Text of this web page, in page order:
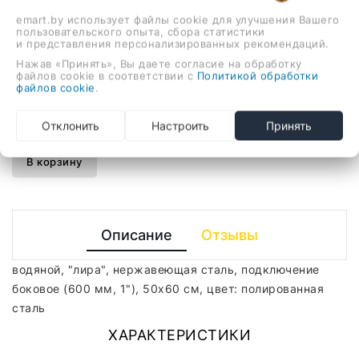
водяной, "лира", нержавеющая сталь, подключение
боковое (600 мм, 1"), 50x60 см, цвет: полированная
+
В корзину
Описание Отзывы
водяной, "лира", нержавеющая сталь, подключение
боковое (600 мм, 1"), 50x60 см, цвет: полированная
сталь
ХАРАКТЕРИСТИКИ
emart.by использует файлы cookie для улучшения Вашего
пользовательского опыта, сбора статистики
и представления персонализированных рекомендаций.
Нажав «Принять», Вы даете согласие на обработку
файлов cookie в соответствии с Политикой обработки
файлов cookie.
Отклонить Настроить Принять